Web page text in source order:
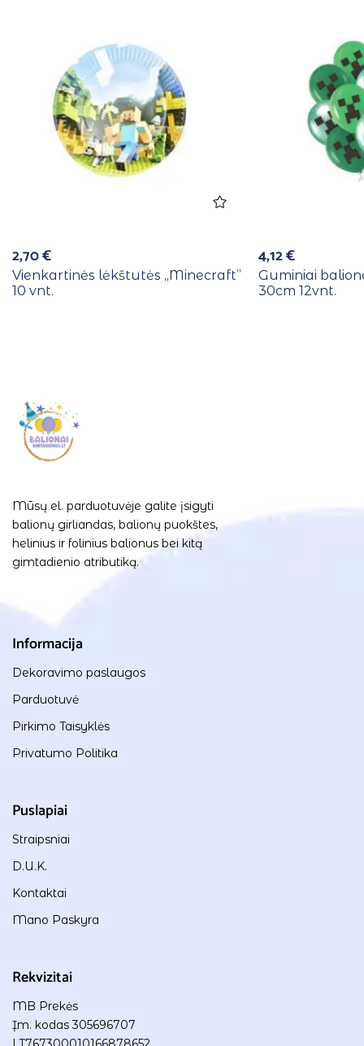
2,70€
Vienkartinės lėkštutės ,,Minecraft”
10 vnt.
4,12€
Guminiai
30cm 12vnt.
Mūsų el. parduotuvėje galite įsigyti
balionų girliandas, balionų puokštes,
helinius ir folinius balionus bei kitą
gimtadienio atributiką.
Informacija
Dekoravimo paslaugos
Parduotuvė
Pirkimo Taisyklės
Privatumo Politika
Puslapiai
Straipsniai
D.U.K.
Kontaktai
Mano Paskyra
Rekvizitai
MB Prekės
Įm. kodas 305696707